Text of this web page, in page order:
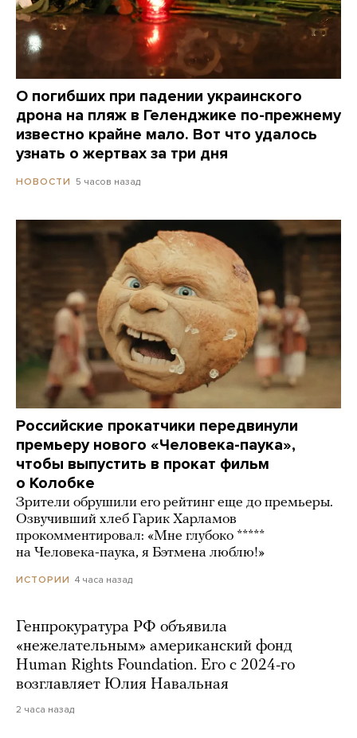
О погибших при падении украинского
дрона на пляж в Геленджике по-прежнему
известно крайне мало. Вот что удалось
узнать о жертвах за три дня
НОВОСТИ 5 часов назад
Российские прокатчики передвинули
премьеру нового «Человека-паука»,
чтобы выпустить в прокат фильм
о Колобке
Зрители обрушили его рейтинг еще до премьеры.
Озвучивший хлеб Гарик Харламов
прокомментировал: «Мне глубоко *****
на Человека-паука, я Бэтмена люблю!»
ИСТОРИИ 4 часа назад
Генпрокуратура РФ объявила
«нежелательным» американский фонд
Human Rights Foundation. Его с 2024-го
возглавляет Юлия Навальная
2 часа назад